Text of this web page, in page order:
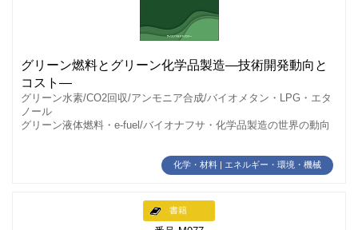
グリーン燃料とグリーン化学品製造―技術開発動向と
コスト―
グリーン水素/CO2回収/アンモニア合成/バイオメタン・LPG・エタ
ノール
グリーン液体燃料・e-fuel/バイオナフサ・化学品製造の世界の動向
化学・材料 | エネルギー・環境・機械
書籍